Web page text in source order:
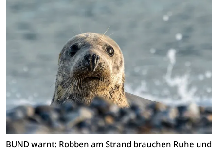
BUND warnt: Robben am Strand brauchen Ruhe und